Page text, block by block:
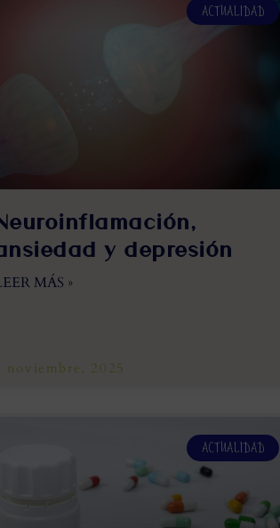
ACTUALIDAD
y depresión
MÁS »
noviembre, 2025
ACTUALIDAD